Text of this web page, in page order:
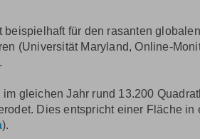
beispielhaft für den rasanten
(Universität Maryland, Online-
.
im gleichen Jahr rund 13.200
Dies entspricht einer Fläche
).